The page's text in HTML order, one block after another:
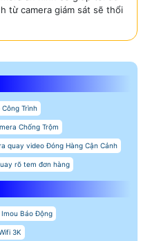
từ camera giám sát sẽ thổi
Trình
Chống Trộm
quay video Đóng Hàng Cận Cảnh
rõ tem đơn hàng
Imou Báo Động
3K